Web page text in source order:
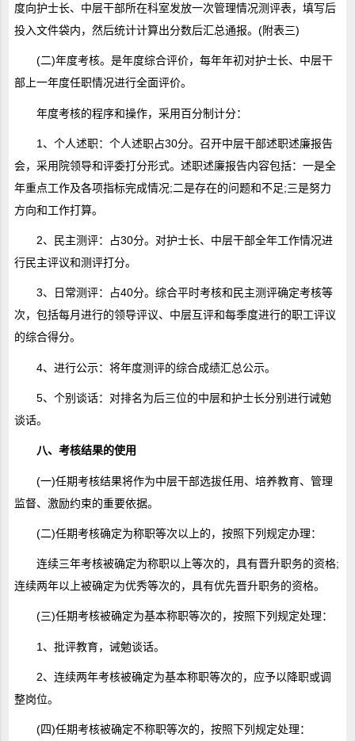
度向护士长、中层干部所在科室发放一次管理情况测评表，填写后
投入文件袋内，然后统计计算出分数后汇总通报。(附表三)
(二)年度考核。是年度综合评价，每年年初对护士长、中层干
部上一年度任职情况进行全面评价。
年度考核的程序和操作，采用百分制计分：
1、个人述职：个人述职占30分。召开中层干部述职述廉报告
会，采用院领导和评委打分形式。述职述廉报告内容包括：一是全
年重点工作及各项指标完成情况;二是存在的问题和不足;三是努力
方向和工作打算。
2、民主测评：占30分。对护士长、中层干部全年工作情况进
行民主评议和测评打分。
3、日常测评：占40分。综合平时考核和民主测评确定考核等
次，包括每月进行的领导评议、中层互评和每季度进行的职工评议
的综合得分。
4、进行公示：将年度测评的综合成绩汇总公示。
5、个别谈话：对排名为后三位的中层和护士长分别进行诫勉
谈话。
八、考核结果的使用
(一)任期考核结果将作为中层干部选拔任用、培养教育、管理
监督、激励约束的重要依据。
(二)任期考核确定为称职等次以上的，按照下列规定办理：
连续三年考核被确定为称职以上等次的，具有晋升职务的资格;
连续两年以上被确定为优秀等次的，具有优先晋升职务的资格。
(三)任期考核被确定为基本称职等次的，按照下列规定处理：
1、批评教育，诫勉谈话。
2、连续两年考核被确定为基本称职等次的，应予以降职或调
整岗位。
(四)任期考核被确定不称职等次的，按照下列规定处理：